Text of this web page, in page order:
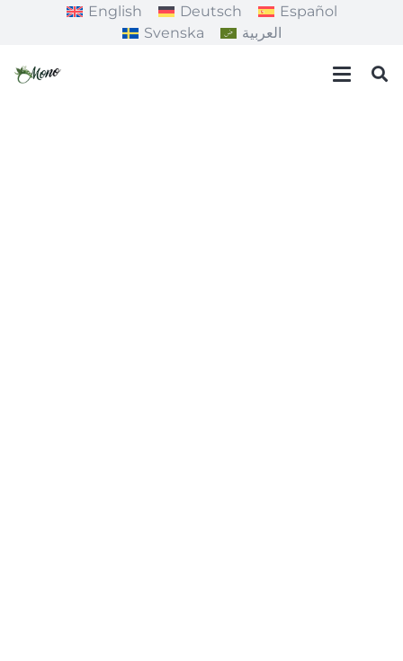
English Deutsch
Español
Svenska
العربية